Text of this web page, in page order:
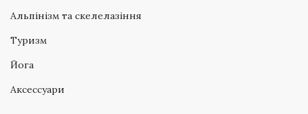
Альпінізм та скелелазіння
Туризм
Йога
Аксессуари